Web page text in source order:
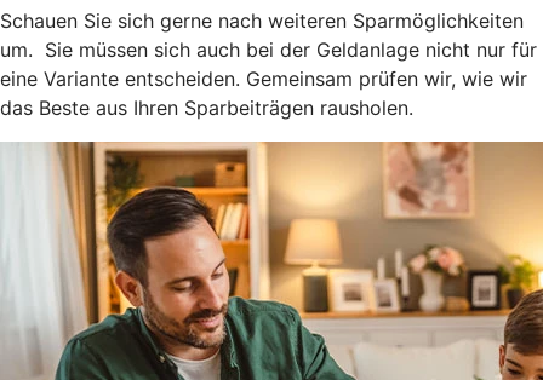
Schauen Sie sich gerne nach weiteren Sparmöglichkeiten
um. Sie müssen sich auch bei der Geldanlage nicht nur für
eine Variante entscheiden. Gemeinsam prüfen wir, wie wir
das Beste aus Ihren Sparbeiträgen rausholen.